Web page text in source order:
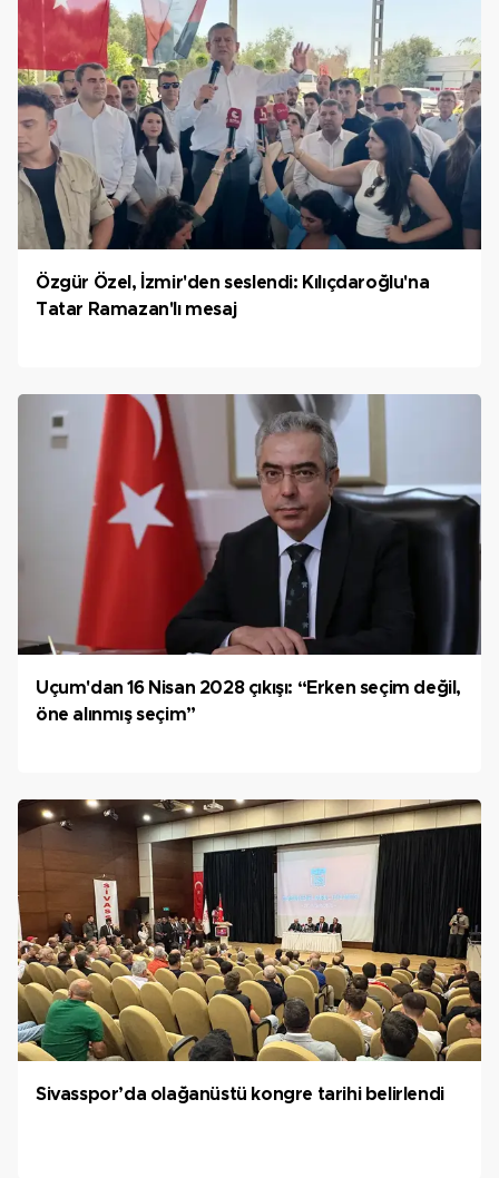
Özgür Özel, İzmir'den seslendi: Kılıçdaroğlu'na
Tatar Ramazan'lı mesaj
Uçum'dan 16 Nisan 2028 çıkışı: “Erken seçim değil,
öne alınmış seçim”
Sivasspor’da olağanüstü kongre tarihi belirlendi